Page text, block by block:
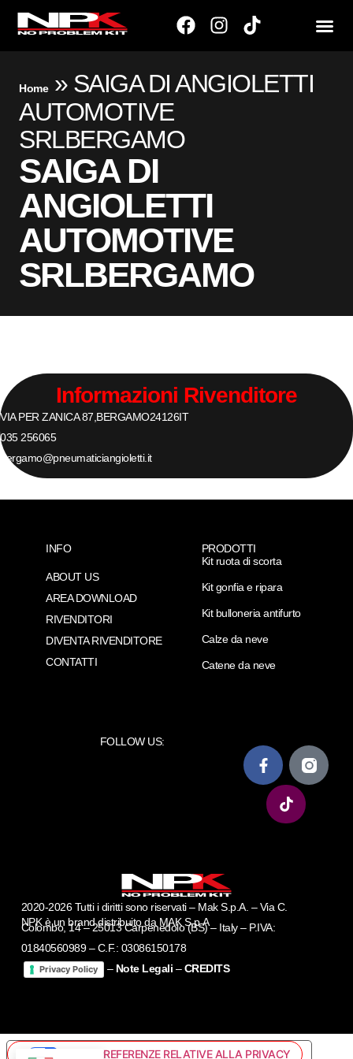
Home» SAIGA DI ANGIOLETTI
AUTOMOTIVE
SRLBERGAMO
SAIGA DI
ANGIOLETTI
AUTOMOTIVE
SRLBERGAMO
Informazioni Rivenditore
VIA PER ZANICA 87, BERGAMO24126IT
035 256065
bergamo@pneumaticiangioletti.it
NPK è un brand distribuito da MAK S.p.A
2020-2026 Tutti i diritti sono riservati – Mak S.p.A. – Via C.
Colombo, 14 – 25013 Carpenedolo (BS) – Italy – P.IVA:
01840560989 – C.F.: 03086150178
Privacy Policy – Note Legali –CREDITS
INFO
ABOUT US
AREA DOWNLOAD
RIVENDITORI
DIVENTA RIVENDITORE
CONTATTI
PRODOTTI
Kit ruota di scorta
Kit gonfia e ripara
Kit bulloneria antifurto
Calze da neve
Catene da neve
FOLLOW US:
LE TUE PREFERENZE RELATIVE ALLA PRIVACY